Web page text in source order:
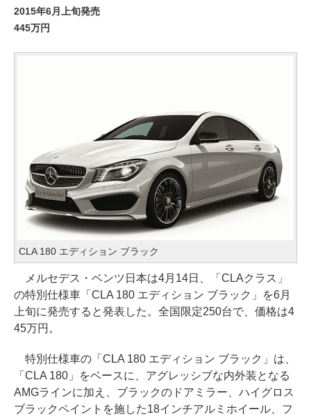
2015年6月上旬発売
445万円
CLA 180 エディション ブラック
メルセデス・ベンツ日本は4月14日、「CLAクラス」
の特別仕様車「CLA 180 エディション ブラック」を6月
上旬に発売すると発表した。全国限定250台で、価格は4
45万円。
特別仕様車の「CLA 180 エディション ブラック」は、
「CLA 180」をベースに、アグレッシブな内外装となる
AMGラインに加え、ブラックのドアミラー、ハイグロス
ブラックペイントを施した18インチアルミホイール、フ